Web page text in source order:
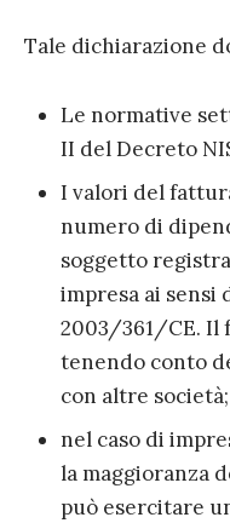
Tale dichiarazione
Le normative
II del Decreto
I valori del
numero di
soggetto
impresa ai sensi
2003/361/CE. Il
tenendo conto
con altre
nel caso di
la maggioranza
può esercitare